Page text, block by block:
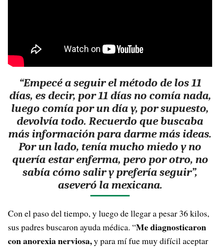
“Empecé a seguir el método de los 11
días, es decir, por 11 días no comía nada,
luego comía por un día y, por supuesto,
devolvía todo. Recuerdo que buscaba
más información para darme más ideas.
Por un lado, tenía mucho miedo y no
quería estar enferma, pero por otro, no
sabía cómo salir y prefería seguir”,
aseveró la mexicana.
Con el paso del tiempo, y luego de llegar a pesar 36 kilos,
sus padres buscaron ayuda médica. “Me diagnosticaron
con anorexia nerviosa,y para mí fue muy difícil aceptar